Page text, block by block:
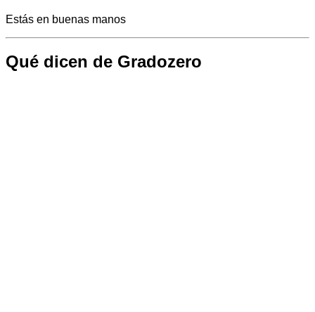
Estás en buenas manos
Qué dicen de Gradozero